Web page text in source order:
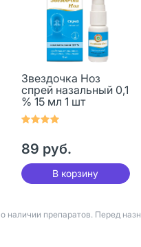
Звездочка Ноз
спрей назальный 0,1
% 15 мл 1 шт
89 руб.
В корзину
наличии препаратов. Перед